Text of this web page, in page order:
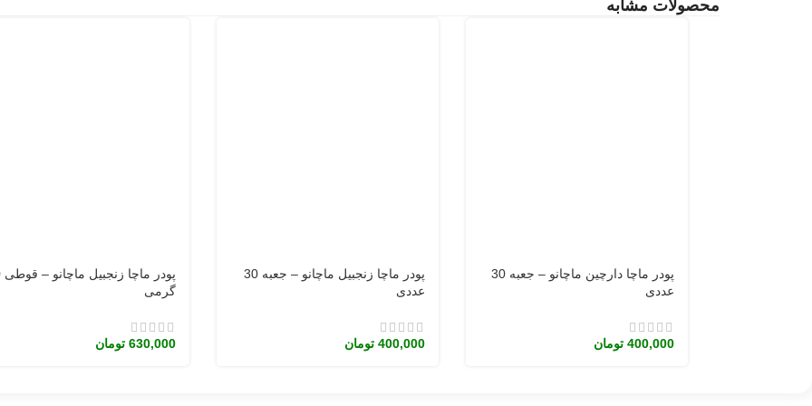
محصولات مشابه
پودر ماچا دارچین ماچانو – جعبه 30
عددی
400,000 تومان
پودر ماچا زنجبیل ماچانو – جعبه 30
عددی
400,000 تومان
گرمی
630,000 تومان